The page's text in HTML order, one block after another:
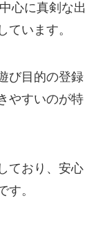
心に真剣な出
ています。
び目的の登録
やすいのが特
ており、安心
す。